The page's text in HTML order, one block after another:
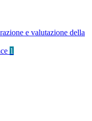
e valutazione della
1